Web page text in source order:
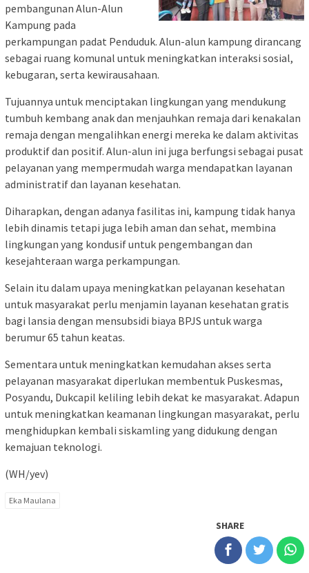
pembangunan Alun-Alun
Kampung pada
perkampungan padat Penduduk. Alun-alun kampung dirancang
sebagai ruang komunal untuk meningkatkan interaksi sosial,
kebugaran, serta kewirausahaan.
Tujuannya untuk menciptakan lingkungan yang mendukung
tumbuh kembang anak dan menjauhkan remaja dari kenakalan
remaja dengan mengalihkan energi mereka ke dalam aktivitas
produktif dan positif. Alun-alun ini juga berfungsi sebagai pusat
pelayanan yang mempermudah warga mendapatkan layanan
administratif dan layanan kesehatan.
Diharapkan, dengan adanya fasilitas ini, kampung tidak hanya
lebih dinamis tetapi juga lebih aman dan sehat, membina
lingkungan yang kondusif untuk pengembangan dan
kesejahteraan warga perkampungan.
Selain itu dalam upaya meningkatkan pelayanan kesehatan
untuk masyarakat perlu menjamin layanan kesehatan gratis
bagi lansia dengan mensubsidi biaya BPJS untuk warga
berumur 65 tahun keatas.
Sementara untuk meningkatkan kemudahan akses serta
pelayanan masyarakat diperlukan membentuk Puskesmas,
Posyandu, Dukcapil keliling lebih dekat ke masyarakat. Adapun
untuk meningkatkan keamanan lingkungan masyarakat, perlu
menghidupkan kembali siskamling yang didukung dengan
kemajuan teknologi.
(WH/yev)
Eka Maulana
SHARE